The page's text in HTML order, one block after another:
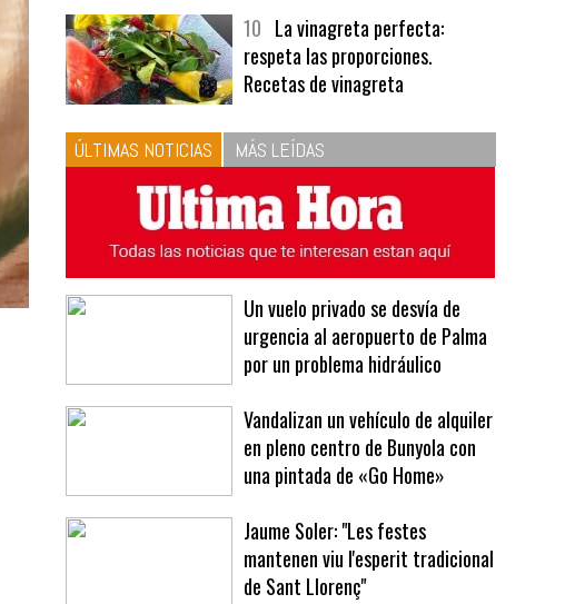
10 La vinagreta perfecta:
respeta las proporciones.
Recetas de vinagreta
ÚLTIMAS NOTICIAS MÁS LEÍDAS
Un vuelo privado se desvía de
urgencia al aeropuerto de Palma
por un problema hidráulico
Vandalizan un vehículo de alquiler
en pleno centro de Bunyola con
una pintada de «Go Home»
Jaume Soler: "Les festes
mantenen viu l'esperit tradicional
de Sant Llorenç"